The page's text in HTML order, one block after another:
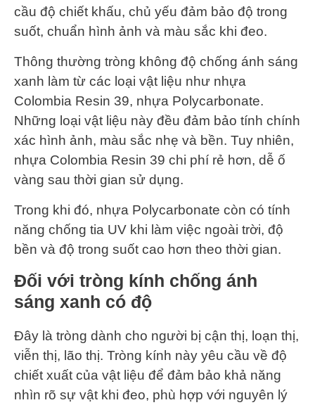
cầu độ chiết khấu, chủ yếu đảm bảo độ trong
suốt, chuẩn hình ảnh và màu sắc khi đeo.
Thông thường tròng không độ chống ánh sáng
xanh làm từ các loại vật liệu như nhựa
Colombia Resin 39, nhựa Polycarbonate.
Những loại vật liệu này đều đảm bảo tính chính
xác hình ảnh, màu sắc nhẹ và bền. Tuy nhiên,
nhựa Colombia Resin 39 chi phí rẻ hơn, dễ ố
vàng sau thời gian sử dụng.
Trong khi đó, nhựa Polycarbonate còn có tính
năng chống tia UV khi làm việc ngoài trời, độ
bền và độ trong suốt cao hơn theo thời gian.
Đối với tròng kính chống ánh
sáng xanh có độ
Đây là tròng dành cho người bị cận thị, loạn thị,
viễn thị, lão thị. Tròng kính này yêu cầu về độ
chiết xuất của vật liệu để đảm bảo khả năng
nhìn rõ sự vật khi đeo, phù hợp với nguyên lý